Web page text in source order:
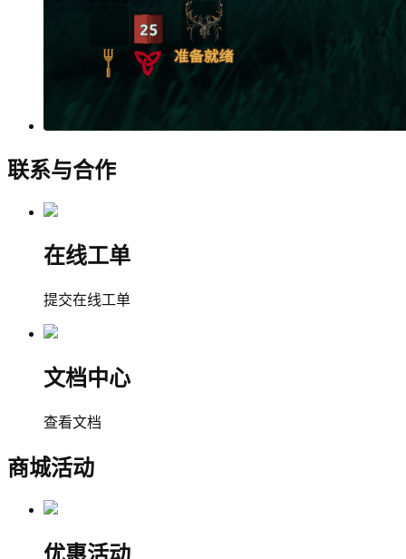
联系与合作
在线工单
提交在线工单
文档中心
查看文档
商城活动